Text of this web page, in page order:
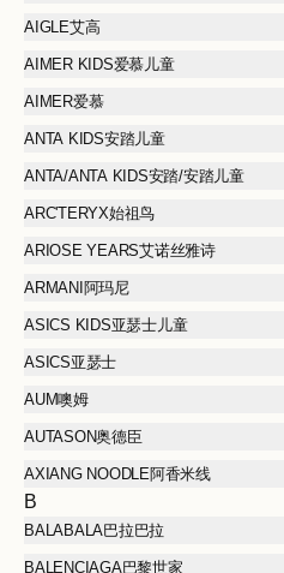
AIGLE艾高
AIMER KIDS爱慕儿童
AIMER爱慕
ANTA KIDS安踏儿童
ANTA/ANTA KIDS安踏/安踏儿童
ARC'TERYX始祖鸟
ARIOSE YEARS艾诺丝雅诗
ARMANI阿玛尼
ASICS KIDS亚瑟士儿童
ASICS亚瑟士
AUM噢姆
AUTASON奥德臣
AXIANG NOODLE阿香米线
B
BALABALA巴拉巴拉
BALENCIAGA巴黎世家